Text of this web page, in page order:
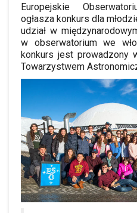
Europejskie
ogłasza konkurs dla
udział w
w obserwatorium we
konkurs jest prowadzony
Towarzystwem